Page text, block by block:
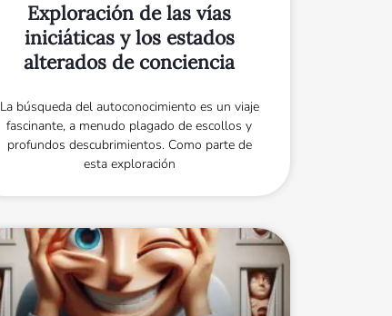
Exploración de las vías
iniciáticas y los estados
alterados de conciencia
La búsqueda del autoconocimiento es un viaje
fascinante, a menudo plagado de escollos y
profundos descubrimientos. Como parte de
esta exploración